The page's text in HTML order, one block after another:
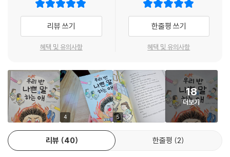
꽉 틀어막힌 샘이 있는 건 아닐까, 작가님은 생각했어요. 그 샘을 지키기 위
해 뾰족한 말을 내뱉어 버리는 것은 아닐까 하고요. 그래서 그런 친구들에
게 친구의 마음도, 자신의 마음도 지키는 비결은 바로 자기 마음속에 있다
는 걸 알려주기 위해서 이 이야기를 쓴 거예요.
자기 마음을 지키기 위해, 울지 않기 위해 나쁜 말을 하고 친구들에게 상처
를 입히는 건 잘못된 일이에요. 아무리 속마음은 그게 아니라고 해도요. 그
걸 깨달은 인찬이는 용기를 내기로 해요. 달라지기로요. 쉽지 않은 일이지
만, 그래야 나를 지키고 친구들을 지킬 수 있으니까요.
어린이들의 잘못된 행동에는 이유가 있어요. 그 해결책은 어린이의 마음속
에 있고요. 인찬이가 어떻게 달라지기로 결심했는지 함께해 주세요. 만약
리뷰 쓰기
혜택 및 유의사항
한줄평 쓰기
혜택 및 유의사항
4 5
18
더보기
리뷰 40 한줄평 2